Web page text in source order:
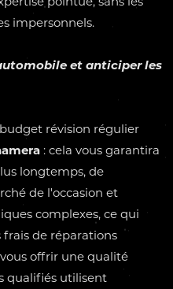
pointue, sans les
impersonnels.
et anticiper les
révision régulier
: cela vous garantira
longtemps, de
de l'occasion et
complexes, ce qui
de réparations
offrir une qualité
qualifiés utilisent